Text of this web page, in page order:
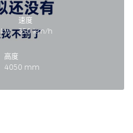
kw
速度
350km/h
高度
4050 mm